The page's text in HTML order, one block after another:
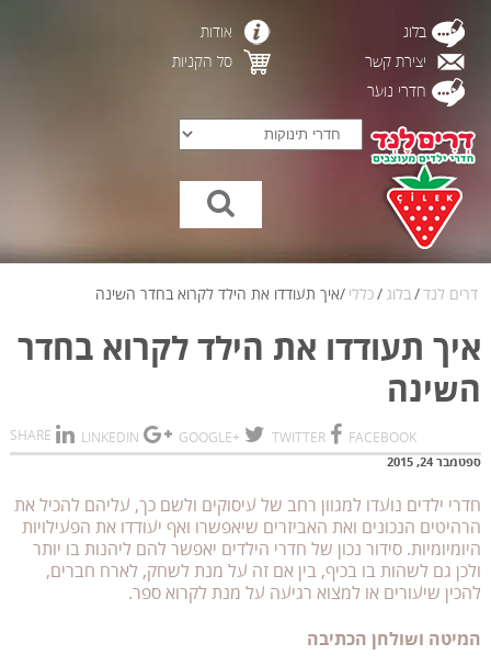
בלוג
אודות
יצירת קשר
סל הקניות
חדרי נוער
דרים לנד/בלוג/כללי /איך תעודדו את הילד לקרוא בחדר השינה
איך תעודדו את הילד לקרוא בחדר
השינה
SHARE LINKEDIN +GOOGLE TWITTER FACEBOOK
ספטמבר 24, 2015
חדרי ילדים נועדו למגוון רחב של עיסוקים ולשם כך, עליהם להכיל את
הרהיטים הנכונים ואת האביזרים שיאפשרו ואף יעודדו את הפעילויות
היומיומיות. סידור נכון של חדרי הילדים יאפשר להם ליהנות בו יותר
ולכן גם לשהות בו בכיף, בין אם זה על מנת לשחק, לארח חברים,
להכין שיעורים או למצוא רגיעה על מנת לקרוא ספר.
המיטה ושולחן הכתיבה